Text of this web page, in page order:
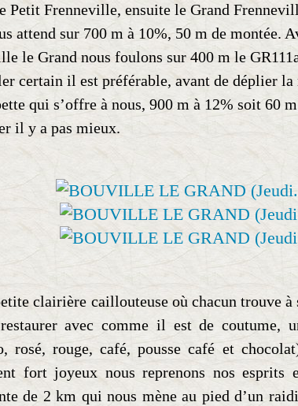
Petit Frenneville, ensuite le Grand
attend sur 700 m à 10%, 50 m de montée.
le Grand nous foulons sur 400 m le
certain il est préférable, avant de déplier la
qui s’offre à nous, 900 m à 12% soit 60
il y a pas mieux.
clairière caillouteuse où chacun trouve à
avec comme il est de coutume,
rosé, rouge, café, pousse café et
fort joyeux nous reprenons nos esprits
de 2 km qui nous mène au pied d’un